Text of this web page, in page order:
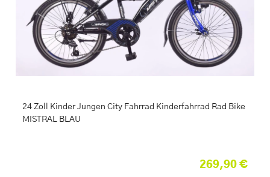
24 Zoll Kinder Jungen City Fahrrad Kinderfahrrad Rad Bike
MISTRAL BLAU
269,90 €